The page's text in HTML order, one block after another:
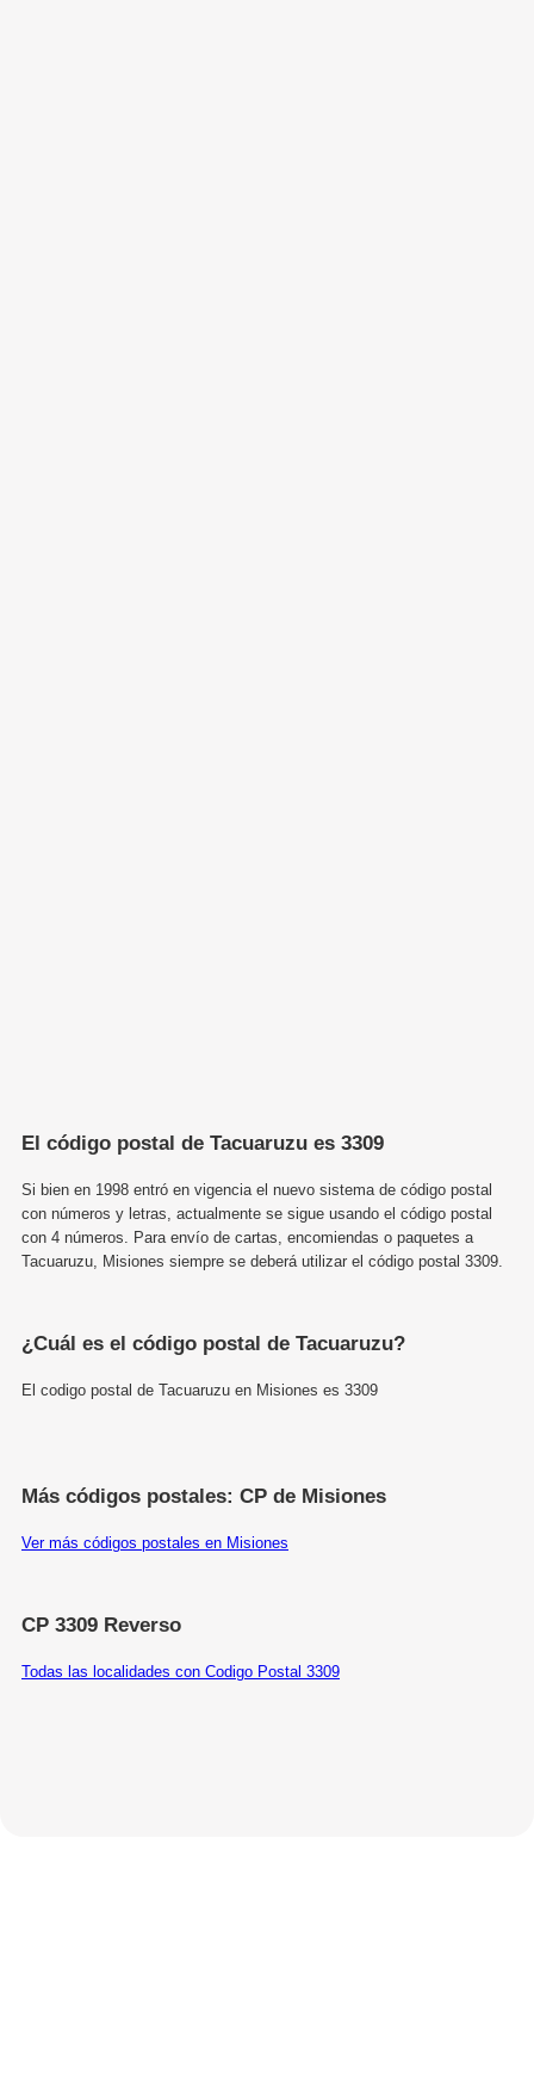
El código postal de Tacuaruzu es 3309
Si bien en 1998 entró en vigencia el nuevo sistema de código postal
con números y letras, actualmente se sigue usando el código postal
con 4 números. Para envío de cartas, encomiendas o paquetes a
Tacuaruzu, Misiones siempre se deberá utilizar el código postal 3309.
¿Cuál es el código postal de Tacuaruzu?
El codigo postal de Tacuaruzu en Misiones es 3309
Más códigos postales: CP de Misiones
Ver más códigos postales en Misiones
CP 3309 Reverso
Todas las localidades con Codigo Postal 3309